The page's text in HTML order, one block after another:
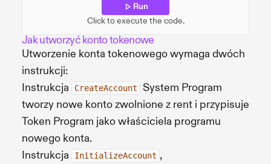
Run
Click to execute the code.
Jak utworzyć konto tokenowe
Utworzenie konta tokenowego wymaga dwóch
instrukcji:
Instrukcja
CreateAccount
System Program
tworzy nowe konto zwolnione z rent i przypisuje
Token Program jako właściciela programu
nowego konta.
Instrukcja
InitializeAccount ,